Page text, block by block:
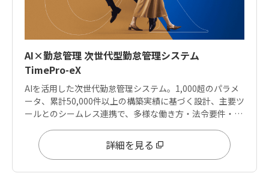
AI×勤怠管理 次世代型勤怠管理システム
TimePro-eX
AIを活用した次世代勤怠管理システム。1,000超のパラメ
ータ、累計50,000件以上の構築実績に基づく設計、主要ツ
ールとのシームレス連携で、多様な働き方・法令要件・デ
詳細を見る